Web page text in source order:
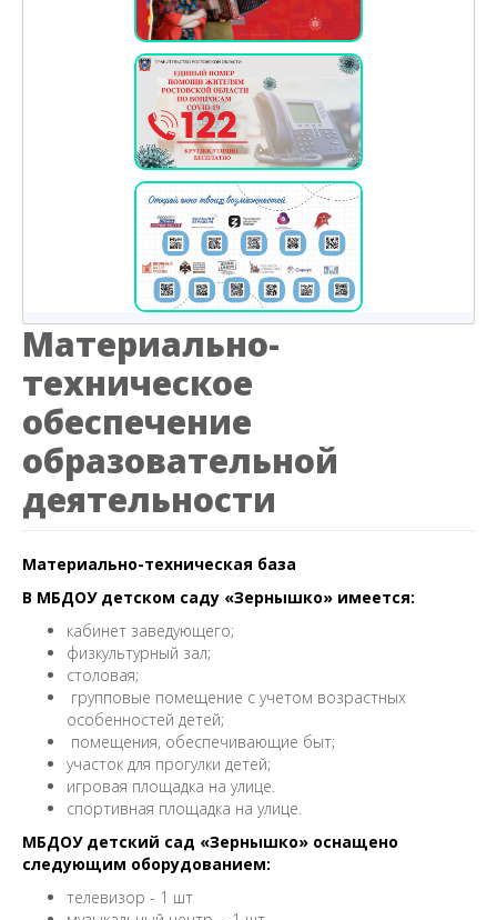
Материально-
техническое
обеспечение
образовательной
деятельности
Материально-техническая база
В МБДОУ детском саду «Зернышко» имеется:
кабинет заведующего;
физкультурный зал;
столовая;
групповые помещение с учетом возрастных
особенностей детей;
помещения, обеспечивающие быт;
участок для прогулки детей;
игровая площадка на улице.
спортивная площадка на улице.
МБДОУ детский сад «Зернышко» оснащено
следующим оборудованием:
телевизор - 1 шт